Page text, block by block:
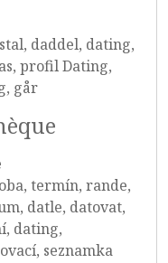
daddel, dating,
profil Dating,
går
termín, rande,
datle, datovat,
dating,
seznamka